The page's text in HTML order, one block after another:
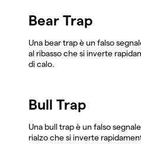
Bear Trap
Una bear trap è un falso
al ribasso che si inverte
di calo.
Bull Trap
Una bull trap è un falso
rialzo che si inverte